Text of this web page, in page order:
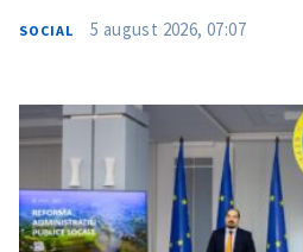
SOCIAL 5 august 2026, 07:07